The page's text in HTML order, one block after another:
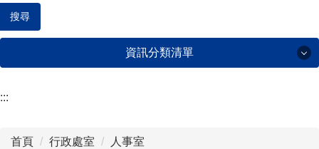
搜尋
資訊分類清單
:::
首頁 行政處室 人事室